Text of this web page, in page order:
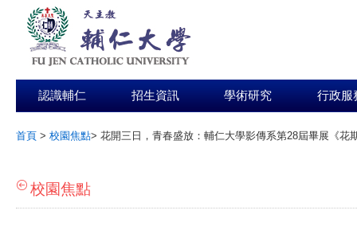
認識輔仁 招生資訊 學術研究 行政服
首頁 > 校園焦點> 花開三日，青春盛放：輔仁大學影傳系第28屆畢展《花
校園焦點